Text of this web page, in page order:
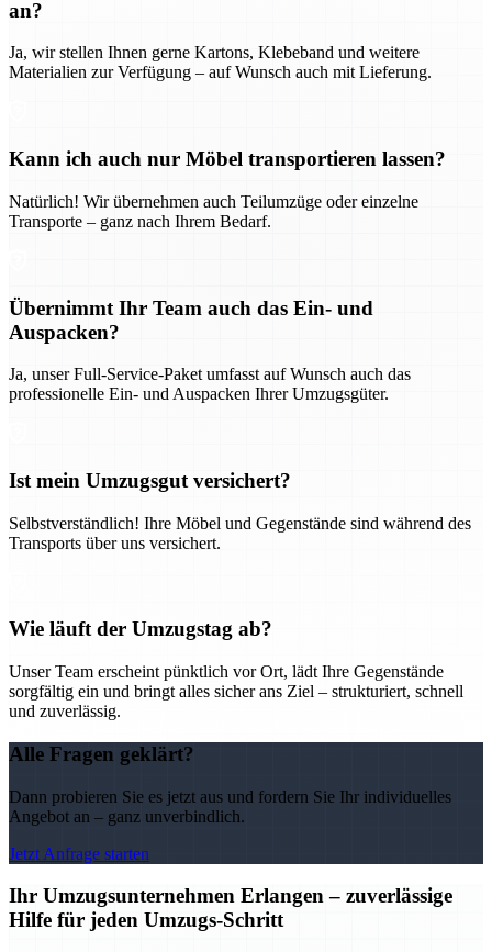
an?
Ja, wir stellen Ihnen gerne Kartons, Klebeband und weitere
Materialien zur Verfügung – auf Wunsch auch mit Lieferung.
Kann ich auch nur Möbel transportieren lassen?
Natürlich! Wir übernehmen auch Teilumzüge oder einzelne
Transporte – ganz nach Ihrem Bedarf.
Übernimmt Ihr Team auch das Ein- und
Auspacken?
Ja, unser Full-Service-Paket umfasst auf Wunsch auch das
professionelle Ein- und Auspacken Ihrer Umzugsgüter.
Ist mein Umzugsgut versichert?
Selbstverständlich! Ihre Möbel und Gegenstände sind während des
Transports über uns versichert.
Wie läuft der Umzugstag ab?
Unser Team erscheint pünktlich vor Ort, lädt Ihre Gegenstände
sorgfältig ein und bringt alles sicher ans Ziel – strukturiert, schnell
und zuverlässig.
Alle Fragen geklärt?
Dann probieren Sie es jetzt aus und fordern Sie Ihr individuelles
Angebot an – ganz unverbindlich.
Jetzt Anfrage starten
Ihr Umzugsunternehmen Erlangen – zuverlässige
Hilfe für jeden Umzugs-Schritt